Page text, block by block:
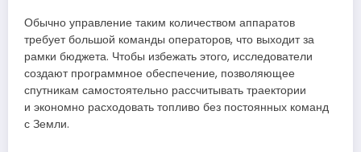
Обычно управление таким количеством аппаратов
требует большой команды операторов, что выходит за
рамки бюджета. Чтобы избежать этого, исследователи
создают программное обеспечение, позволяющее
спутникам самостоятельно рассчитывать траектории
и экономно расходовать топливо без постоянных команд
с Земли.